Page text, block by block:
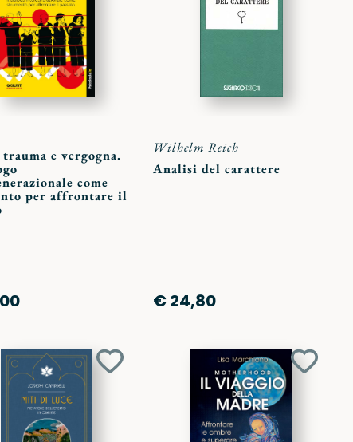
e vergogna.
come
per affrontare il
Wilhelm Reich
Analisi del carattere
€ 24,80
Aggiungi